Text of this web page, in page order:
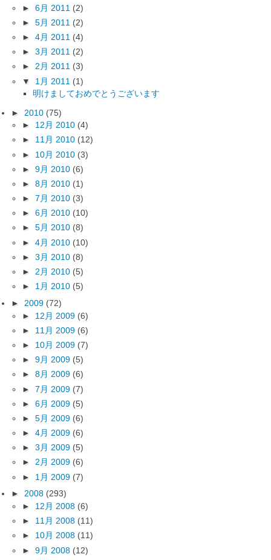
► 6月 2011 (2)
► 5月 2011 (2)
► 4月 2011 (4)
► 3月 2011 (2)
► 2月 2011 (3)
▼ 1月 2011 (1)
明けましておめでとうございます
► 2010 (75)
► 12月 2010 (4)
► 11月 2010 (12)
► 10月 2010 (3)
► 9月 2010 (6)
► 8月 2010 (1)
► 7月 2010 (3)
► 6月 2010 (10)
► 5月 2010 (8)
► 4月 2010 (10)
► 3月 2010 (8)
► 2月 2010 (5)
► 1月 2010 (5)
► 2009 (72)
► 12月 2009 (6)
► 11月 2009 (6)
► 10月 2009 (7)
► 9月 2009 (5)
► 8月 2009 (6)
► 7月 2009 (7)
► 6月 2009 (5)
► 5月 2009 (6)
► 4月 2009 (6)
► 3月 2009 (5)
► 2月 2009 (6)
► 1月 2009 (7)
► 2008 (293)
► 12月 2008 (6)
► 11月 2008 (11)
► 10月 2008 (11)
► 9月 2008 (12)